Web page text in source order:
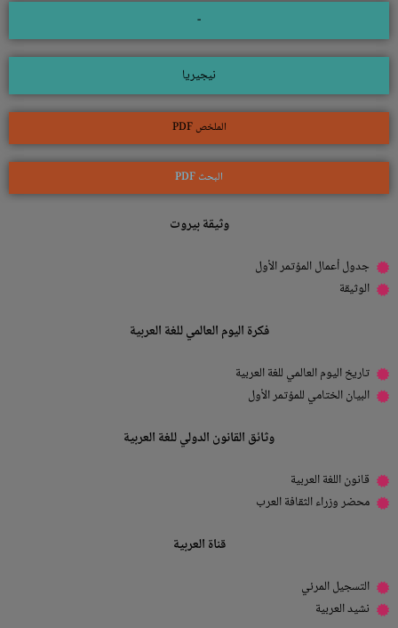
-
نيجيريا
الملخص PDF
البحث PDF
وثيقة بيروت
جدول أعمال المؤتمر الأول
الوثيقة
فكرة اليوم العالمي للغة العربية
تاريخ اليوم العالمي للغة العربية
البيان الختامي للمؤتمر الأول
وثائق القانون الدولي للغة العربية
قانون اللغة العربية
محضر وزراء الثقافة العرب
قناة العربية
التسجيل المرئي
نشيد العربية